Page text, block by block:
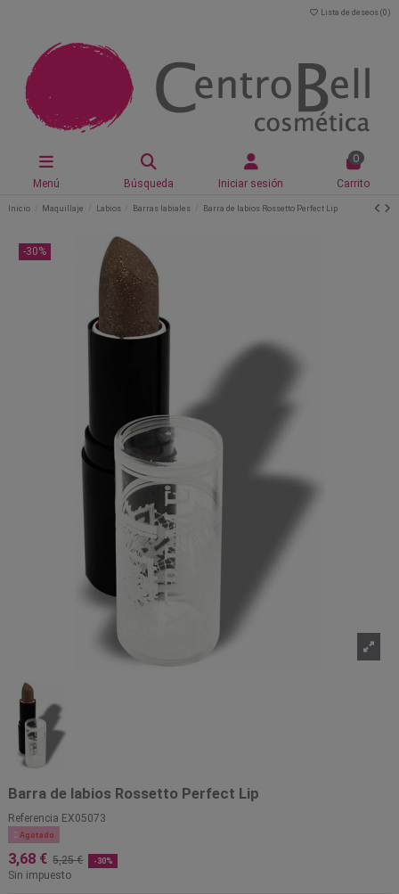
Lista de deseos (0 )
Menú Búsqueda Iniciar sesión
0
Carrito
Inicio Maquillaje Labios Barras labiales Barra de labios Rossetto Perfect Lip
-30%
Barra de labios Rossetto Perfect Lip
Referencia EX05073
 Agotado
3,68 € 5,25 € -30%
Sin impuesto